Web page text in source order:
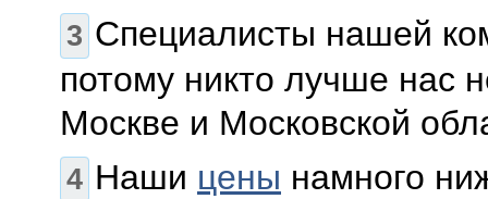
Специалисты нашей
потому никто лучше нас
Москве и Московской
Наши цены намного